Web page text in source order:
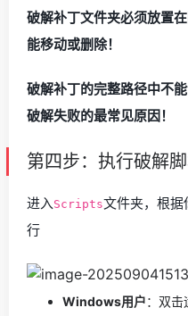
破解补丁文件夹必须放置
能移动或删除！
破解补丁的完整路径中不
破解失败的最常见原因！
第四步：执行破解
进入Scripts文件夹，根
行
Windows用户：双击